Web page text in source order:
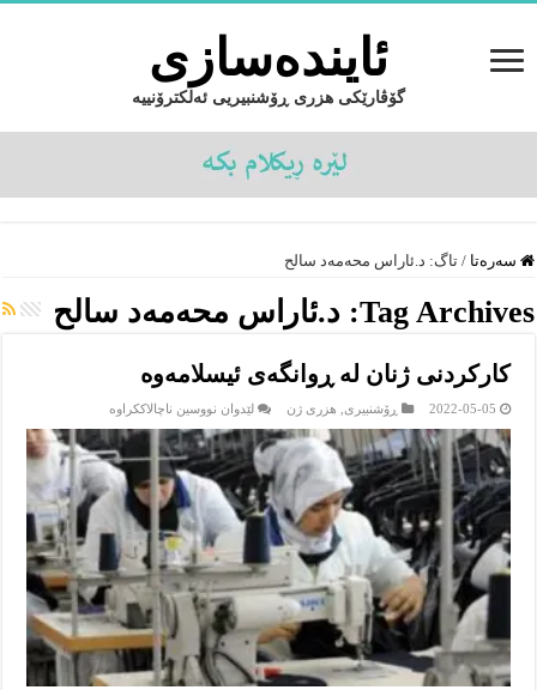
ئایندەسازى
گۆڤارێکی هزری ڕۆشنبیریی ئەلکترۆنییە
سەرەتا / تاگ: د.ئاراس محەمەد سالح
Tag Archives: د.ئاراس محەمەد سالح
كاركردنی ژنان لە ڕوانگەی ئیسلامەوە
2022-05-05 ڕۆشنبیرى هزرى ژن لێدوان نووسین ناچالاککراوە
ژنان
لە
ڕوانگەی
ئیسلامەوە